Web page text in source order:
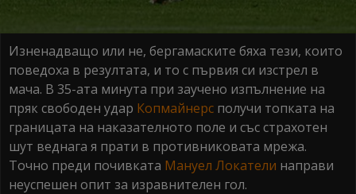
Изненадващо или не, бергамаските бяха тези, които
поведоха в резултата, и то с първия си изстрел в
мача. В 35-ата минута при заучено изпълнение на
пряк свободен удар Копмайнерс получи топката на
границата на наказателното поле и със страхотен
шут веднага я прати в противниковата мрежа.
Точно преди почивката Мануел Локатели направи
неуспешен опит за изравнителен гол.